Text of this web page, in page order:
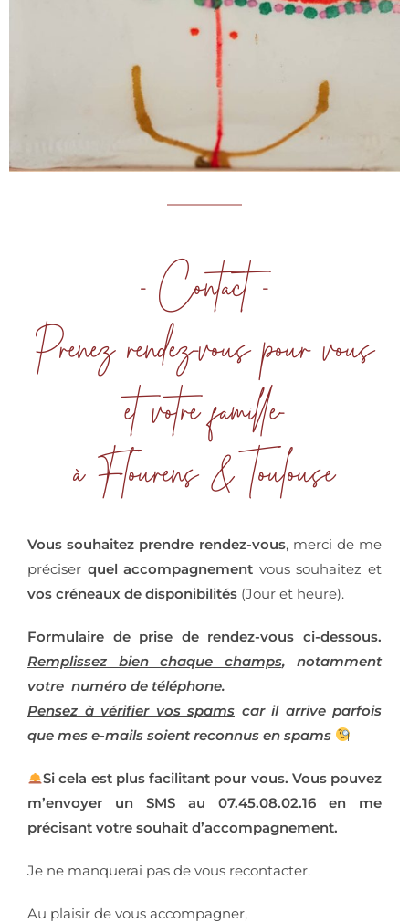
- Contact -
Prenez rendez-vous pour vous
et votre famille-
à Flourens & Toulouse
Vous souhaitez prendre rendez-vous, merci de me
préciser quel accompagnement vous souhaitez et
vos créneaux de disponibilités (Jour et heure).
Formulaire de prise de rendez-vous ci-dessous.
Remplissez bien chaque champs, notamment
votre numéro de téléphone.
Pensez à vérifier vos spams car il arrive parfois
que mes e-mails soient reconnus en spams
Si cela est plus facilitant pour vous. Vous pouvez
m’envoyer un SMS au 07.45.08.02.16 en me
précisant votre souhait d’accompagnement.
Je ne manquerai pas de vous recontacter.
Au plaisir de vous accompagner,